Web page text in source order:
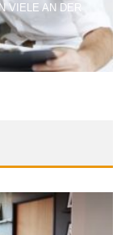
VIELE AN DER